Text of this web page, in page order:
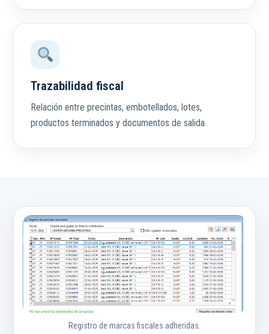
Trazabilidad fiscal
Relación entre precintas, embotellados, lotes,
productos terminados y documentos de salida.
Registro de marcas fiscales adheridas.